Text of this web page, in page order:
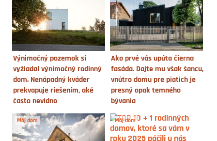
Výnimočný pozemok si
vyžiadal výnimočný rodinný
dom. Nenápadný kváder
prekvapuje riešením, aké
často nevidno
Ako prvé vás upúta čierna
fasáda. Dajte mu však šancu,
vnútro domu pre piatich je
presný opak temného
bývania
Môj dom Môj dom